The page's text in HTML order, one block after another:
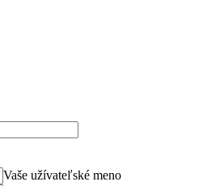
Vaše užívateľské meno